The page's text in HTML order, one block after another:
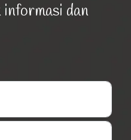
informasi dan